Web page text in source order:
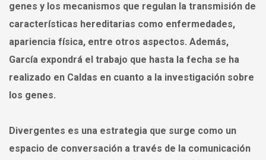
genes y los mecanismos que regulan la transmisión de
características hereditarias como enfermedades,
apariencia física, entre otros aspectos. Además,
García expondrá el trabajo que hasta la fecha se ha
realizado en Caldas en cuanto a la investigación sobre
los genes.
Divergentes es una estrategia que surge como un
espacio de conversación a través de la comunicación